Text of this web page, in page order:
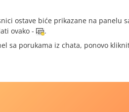
ostave biće prikazane na panelu
ovako -
.
sa porukama iz chata, ponovo